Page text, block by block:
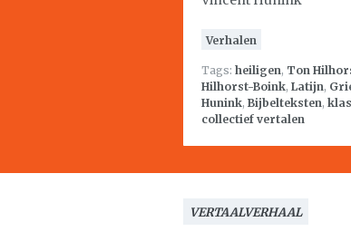
Verhalen
Tags: heiligen, Ton
Hilhorst-Boink, Latijn,
Hunink, Bijbelteksten,
collectief vertalen
VERTAALVERHAAL